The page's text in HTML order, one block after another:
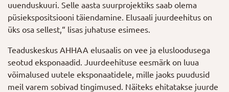
uuenduskuuri. Selle aasta suurprojektiks saab olema
püsiekspositsiooni täiendamine. Elusaali juurdeehitus on
üks osa sellest,“ lisas juhatuse esimees.
Teaduskeskus AHHAA elusaalis on vee ja elusloodusega
seotud eksponaadid. Juurdeehituse eesmärk on luua
võimalused uutele eksponaatidele, mille jaoks puudusid
meil varem sobivad tingimused. Näiteks ehitatakse juurde